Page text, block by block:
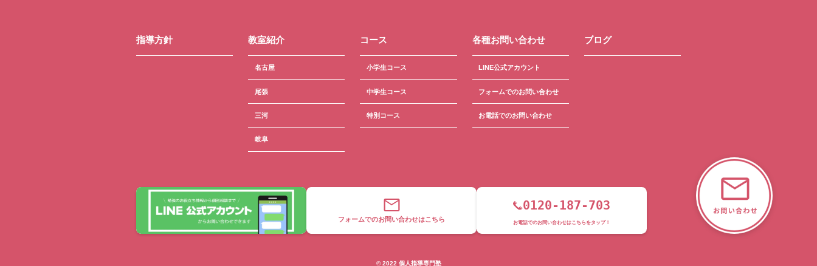
指導方針 教室紹介
名古屋
尾張
三河
岐阜
コース
小学生コース
中学生コース
特別コース
各種お問い合わせ
LINE公式アカウント
フォームでのお問い合わせ
お電話でのお問い合わせ
ブログ
フォームでのお問い合わせはこちら
0120-187-703
お電話でのお問い合わせはこちらをタップ！
©︎ 2022 個人指導専門塾